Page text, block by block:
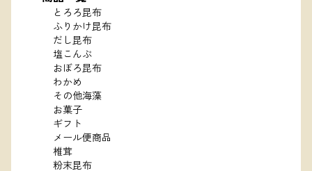
とろろ昆布
ふりかけ昆布
だし昆布
塩こんぶ
おぼろ昆布
わかめ
その他海藻
お菓子
ギフト
メール便商品
椎茸
粉末昆布